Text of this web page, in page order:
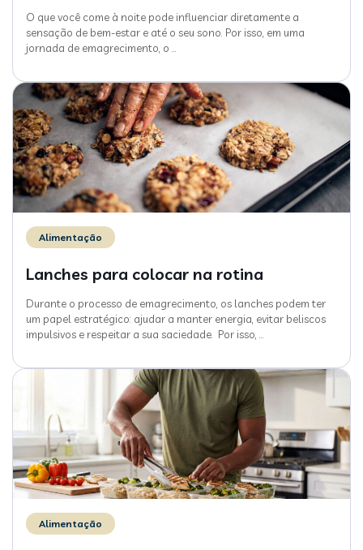
O que você come à noite pode influenciar diretamente a
sensação de bem-estar e até o seu sono. Por isso, em uma
jornada de emagrecimento, o
Alimentação
Lanches para colocar na rotina
Durante o processo de emagrecimento, os lanches podem ter
um papel estratégico: ajudar a manter energia, evitar beliscos
impulsivos e respeitar a sua saciedade. Por isso,
Alimentação